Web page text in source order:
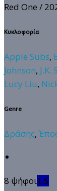
Red One /
Κυκλοφορία
Apple Subs,
Johnson, J.K.
Lucy Liu,
Genre
Δράσης,
8 ψήφοι1.5